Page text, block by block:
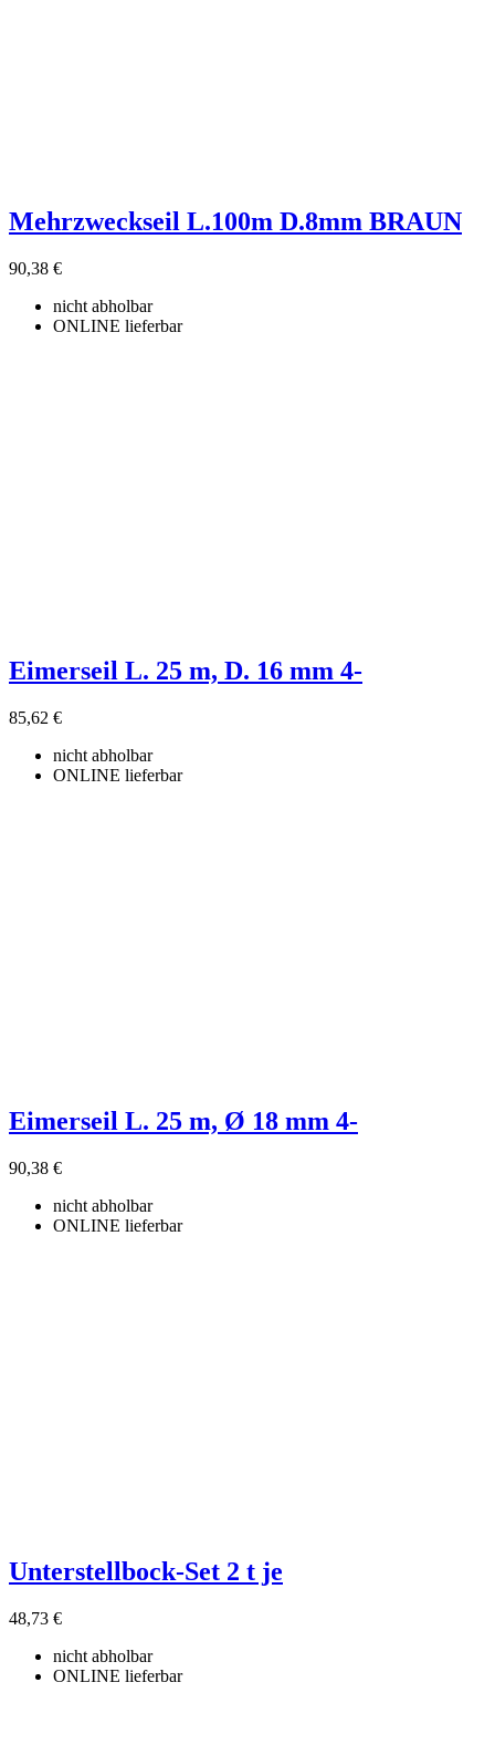
Mehrzweckseil L.100m D.8mm BRAUN
90,38 €
nicht abholbar
ONLINE lieferbar
Eimerseil L. 25 m, D. 16 mm 4-
85,62 €
nicht abholbar
ONLINE lieferbar
Eimerseil L. 25 m, Ø 18 mm 4-
90,38 €
nicht abholbar
ONLINE lieferbar
Unterstellbock-Set 2 t je
48,73 €
nicht abholbar
ONLINE lieferbar